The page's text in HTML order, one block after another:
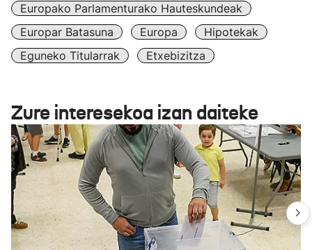
Europako Parlamenturako Hauteskundeak
Europar Batasuna
Europa
Hipotekak
Eguneko Titularrak
Etxebizitza
Zure interesekoa izan daiteke